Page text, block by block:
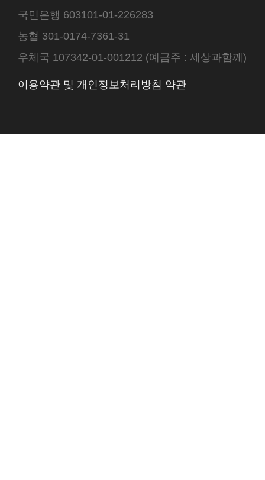
국민은행 603101-01-226283
농협 301-0174-7361-31
우체국 107342-01-001212 (예금주 : 세상과함께)
이용약관 및 개인정보처리방침 약관